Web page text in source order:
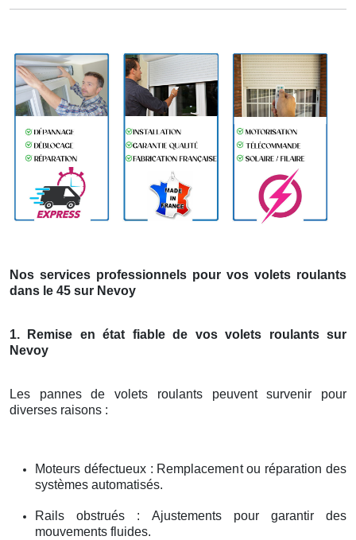
Nos services professionnels pour vos volets roulants
dans le 45 sur Nevoy
1. Remise en état fiable de vos volets roulants sur
Nevoy
Les pannes de volets roulants peuvent survenir pour
diverses raisons :
Moteurs défectueux : Remplacement ou réparation des
systèmes automatisés.
Rails obstrués : Ajustements pour garantir des
mouvements fluides.